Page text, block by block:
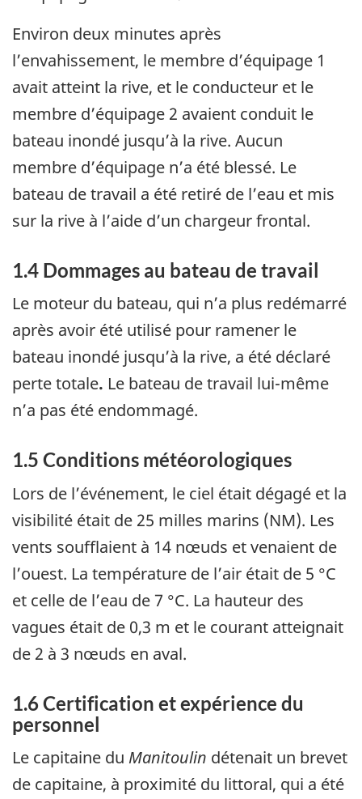
Environ deux minutes après
l’envahissement, le membre d’équipage 1
avait atteint la rive, et le conducteur et le
membre d’équipage 2 avaient conduit le
bateau inondé jusqu’à la rive. Aucun
membre d’équipage n’a été blessé. Le
bateau de travail a été retiré de l’eau et mis
sur la rive à l’aide d’un chargeur frontal.
1.4 Dommages au bateau de travail
Le moteur du bateau, qui n’a plus redémarré
après avoir été utilisé pour ramener le
bateau inondé jusqu’à la rive, a été déclaré
perte totale. Le bateau de travail lui-même
n’a pas été endommagé.
1.5 Conditions météorologiques
Lors de l’événement, le ciel était dégagé et la
visibilité était de 25 milles marins (NM). Les
vents soufflaient à 14 nœuds et venaient de
l’ouest. La température de l’air était de 5 °C
et celle de l’eau de 7 °C. La hauteur des
vagues était de 0,3 m et le courant atteignait
de 2 à 3 nœuds en aval.
1.6 Certification et expérience du
personnel
Le capitaine du Manitoulin détenait un brevet
de capitaine, à proximité du littoral, qui a été